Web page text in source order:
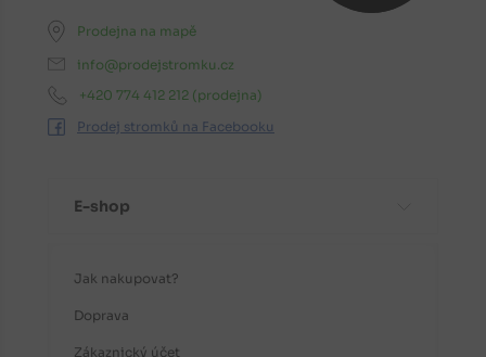
Prodejna na mapě
info@prodejstromku.cz
+420 774 412 212 (prodejna)
Prodej stromků na Facebooku
E-shop
Jak nakupovat?
Doprava
Zákaznický účet